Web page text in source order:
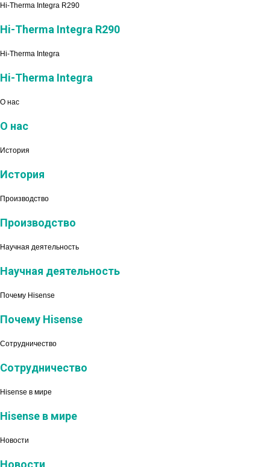
Hi-Therma Integra R290
Hi-Therma Integra R290
Hi-Therma Integra
Hi-Therma Integra
О нас
О нас
История
История
Производство
Производство
Научная деятельность
Научная деятельность
Почему Hisense
Почему Hisense
Сотрудничество
Сотрудничество
Hisense в мире
Hisense в мире
Новости
Новости